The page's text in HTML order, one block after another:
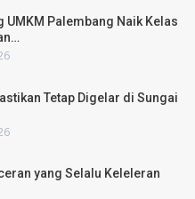
UMKM Palembang Naik Kelas
Tetap Digelar di Sungai
yang Selalu Keleleran